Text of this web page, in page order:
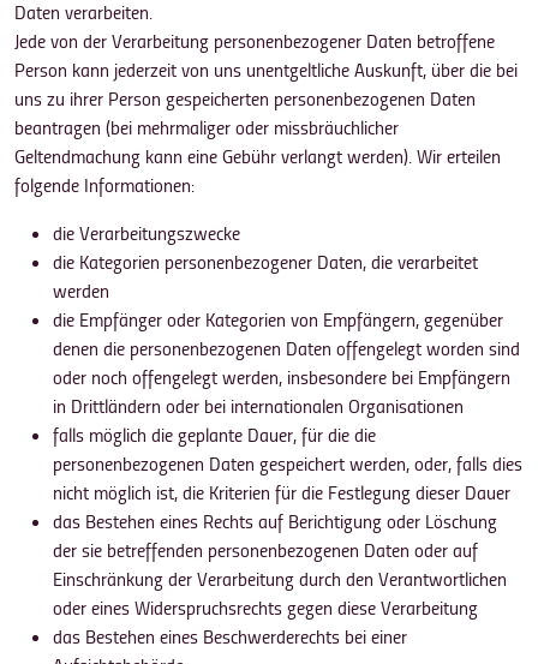
Daten verarbeiten.
Jede von der Verarbeitung personenbezogener Daten betroffene
Person kann jederzeit von uns unentgeltliche Auskunft, über die bei
uns zu ihrer Person gespeicherten personenbezogenen Daten
beantragen (bei mehrmaliger oder missbräuchlicher
Geltendmachung kann eine Gebühr verlangt werden). Wir erteilen
folgende Informationen:
die Verarbeitungszwecke
die Kategorien personenbezogener Daten, die verarbeitet
werden
die Empfänger oder Kategorien von Empfängern, gegenüber
denen die personenbezogenen Daten offengelegt worden sind
oder noch offengelegt werden, insbesondere bei Empfängern
in Drittländern oder bei internationalen Organisationen
falls möglich die geplante Dauer, für die die
personenbezogenen Daten gespeichert werden, oder, falls dies
nicht möglich ist, die Kriterien für die Festlegung dieser Dauer
das Bestehen eines Rechts auf Berichtigung oder Löschung
der sie betreffenden personenbezogenen Daten oder auf
Einschränkung der Verarbeitung durch den Verantwortlichen
oder eines Widerspruchsrechts gegen diese Verarbeitung
das Bestehen eines Beschwerderechts bei einer